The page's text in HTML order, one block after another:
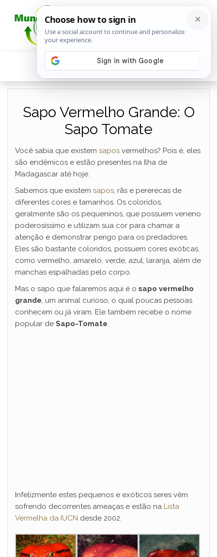
Sapo Vermelho Grande: O
Sapo Tomate
Você sabia que existem sapos vermelhos? Pois é, eles
são endêmicos e estão presentes na Ilha de
Madagascar até hoje.
Sabemos que existem sapos, rãs e pererecas de
diferentes cores e tamanhos. Os coloridos,
geralmente são os pequeninos, que possuem veneno
poderosíssimo e utilizam sua cor para chamar a
atenção e demonstrar perigo para os predadores.
Eles são bastante coloridos, possuem cores exóticas,
como vermelho, amarelo, verde, azul, laranja, além de
manchas espalhadas pelo corpo.
Mas o sapo que falaremos aqui é o sapo vermelho
grande, um animal curioso, o qual poucas pessoas
conhecem ou já viram. Ele também recebe o nome
popular de Sapo-Tomate.
Infelizmente estes pequenos e exóticos seres vêm
sofrendo decorrentes ameaças e estão na Lista
Vermelha da IUCN desde 2002.